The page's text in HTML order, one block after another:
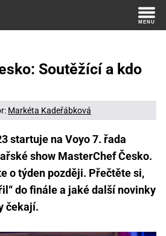
Soutěžící a kdo
Markéta Kadeřábková
startuje na Voyo 7. řada
show MasterChef Česko.
o týden později. Přečtěte si,
do finále a jaké další novinky
čekají.